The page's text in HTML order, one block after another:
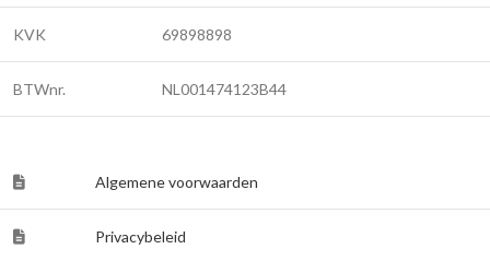
KVK 69898898
BTWnr. NL001474123B44
Algemene voorwaarden
Privacybeleid